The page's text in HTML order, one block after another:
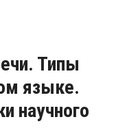
Типы
языке.
научного